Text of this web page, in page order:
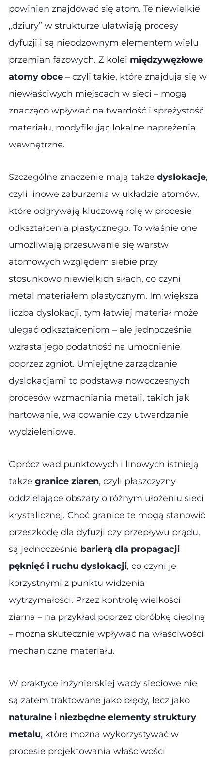
powinien znajdować się atom. Te niewielkie
„dziury” w strukturze ułatwiają procesy
dyfuzji i są nieodzownym elementem wielu
przemian fazowych. Z kolei międzywęzłowe
atomy obce – czyli takie, które znajdują się w
niewłaściwych miejscach w sieci – mogą
znacząco wpływać na twardość i sprężystość
materiału, modyfikując lokalne naprężenia
wewnętrzne.
Szczególne znaczenie mają także dyslokacje,
czyli linowe zaburzenia w układzie atomów,
które odgrywają kluczową rolę w procesie
odkształcenia plastycznego. To właśnie one
umożliwiają przesuwanie się warstw
atomowych względem siebie przy
stosunkowo niewielkich siłach, co czyni
metal materiałem plastycznym. Im większa
liczba dyslokacji, tym łatwiej materiał może
ulegać odkształceniom – ale jednocześnie
wzrasta jego podatność na umocnienie
poprzez zgniot. Umiejętne zarządzanie
dyslokacjami to podstawa nowoczesnych
procesów wzmacniania metali, takich jak
hartowanie, walcowanie czy utwardzanie
wydzieleniowe.
Oprócz wad punktowych i linowych istnieją
także granice ziaren, czyli płaszczyzny
oddzielające obszary o różnym ułożeniu sieci
krystalicznej. Choć granice te mogą stanowić
przeszkodę dla dyfuzji czy przepływu prądu,
są jednocześnie barierą dla propagacji
pęknięć i ruchu dyslokacji, co czyni je
korzystnymi z punktu widzenia
wytrzymałości. Przez kontrolę wielkości
ziarna – na przykład poprzez obróbkę cieplną
– można skutecznie wpływać na właściwości
mechaniczne materiału.
W praktyce inżynierskiej wady sieciowe nie
są zatem traktowane jako błędy, lecz jako
naturalne i niezbędne elementy struktury
metalu, które można wykorzystywać w
procesie projektowania właściwości